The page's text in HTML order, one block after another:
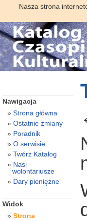
Nasza strona
Nawigacja
Strona główna
Ostatnie zmiany
Poradnik
O serwisie
Twórz Katalog
Nasi
wolontariusze
Dary pieniężne
Widok
Strona